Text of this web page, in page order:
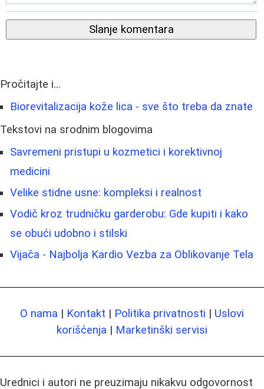
Slanje komentara
Pročitajte i...
Biorevitalizacija kože lica - sve što treba da znate
Tekstovi na srodnim blogovima
Savremeni pristupi u kozmetici i korektivnoj
medicini
Velike stidne usne: kompleksi i realnost
Vodič kroz trudničku garderobu: Gde kupiti i kako
se obući udobno i stilski
Vijača - Najbolja Kardio Vezba za Oblikovanje Tela
O nama | Kontakt | Politika privatnosti | Uslovi
korišćenja | Marketinški servisi
Urednici i autori ne preuzimaju nikakvu odgovornost